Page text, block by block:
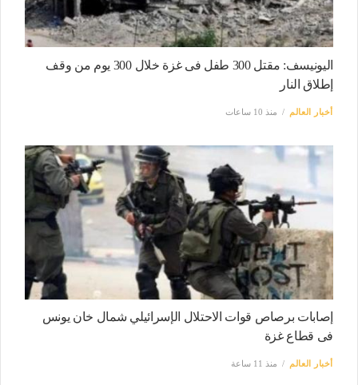
اليونيسف: مقتل 300 طفل فى غزة خلال 300 يوم من وقف
إطلاق النار
أخبار العالم منذ 10 ساعات
إصابات برصاص قوات الاحتلال الإسرائيلي شمال خان يونس
فى قطاع غزة
أخبار العالم منذ 11 ساعة